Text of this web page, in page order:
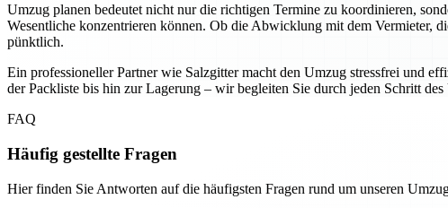
Umzug planen bedeutet nicht nur die richtigen Termine zu koordinieren,
Wesentliche konzentrieren können. Ob die Abwicklung mit dem Vermieter,
pünktlich.
Ein professioneller Partner wie Salzgitter macht den Umzug stressfrei und
der Packliste bis hin zur Lagerung – wir begleiten Sie durch jeden Schritt
FAQ
Häufig gestellte Fragen
Hier finden Sie Antworten auf die häufigsten Fragen rund um unseren